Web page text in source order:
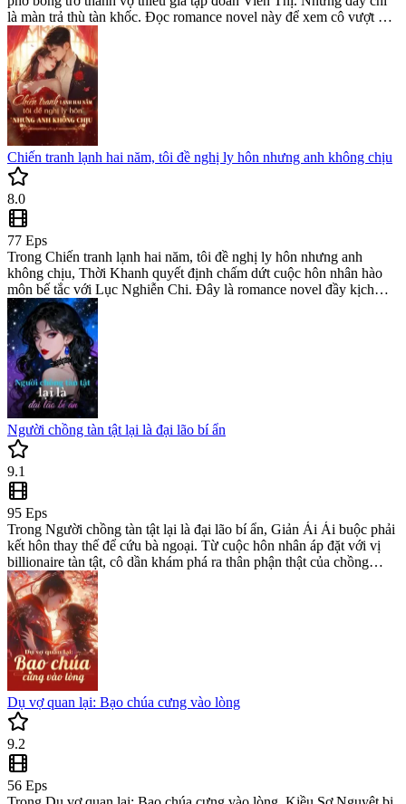
là màn trả thù tàn khốc. Đọc romance novel này để xem cô vượt qua
nỗi đau, rũ bỏ quá khứ và tìm lại cuộc đời mới trong thế giới
billionaire đầy cạm bẫy.
Chiến tranh lạnh hai năm, tôi đề nghị ly hôn nhưng anh không chịu
8.0
77 Eps
Trong Chiến tranh lạnh hai năm, tôi đề nghị ly hôn nhưng anh
không chịu, Thời Khanh quyết định chấm dứt cuộc hôn nhân hào
môn bế tắc với Lục Nghiễn Chi. Đây là romance novel đầy kịch
tính về sự lựa chọn giữa buông bỏ và níu kéo, một billionaire
romance books không thể bỏ lỡ cho độc giả.
Người chồng tàn tật lại là đại lão bí ẩn
9.1
95 Eps
Trong Người chồng tàn tật lại là đại lão bí ẩn, Giản Ái Ái buộc phải
kết hôn thay thế để cứu bà ngoại. Từ cuộc hôn nhân áp đặt với vị
billionaire tàn tật, cô dần khám phá ra thân phận thật của chồng
mình. Đọc ngay romance novel đầy lôi cuốn này tại kho web novel
hấp dẫn nhất.
Dụ vợ quan lại: Bạo chúa cưng vào lòng
9.2
56 Eps